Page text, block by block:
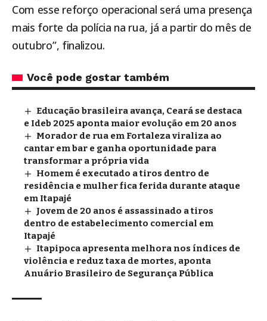
Com esse reforço operacional será uma presença
mais forte da polícia na rua, já a partir do mês de
outubro”, finalizou.
Você pode gostar também
Educação brasileira avança, Ceará se destaca
e Ideb 2025 aponta maior evolução em 20 anos
Morador de rua em Fortaleza viraliza ao
cantar em bar e ganha oportunidade para
transformar a própria vida
Homem é executado a tiros dentro de
residência e mulher fica ferida durante ataque
em Itapajé
Jovem de 20 anos é assassinado a tiros
dentro de estabelecimento comercial em
Itapajé
Itapipoca apresenta melhora nos índices de
violência e reduz taxa de mortes, aponta
Anuário Brasileiro de Segurança Pública